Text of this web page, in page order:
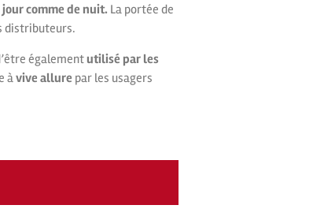
jour comme de nuit. La portée de
distributeurs.
égalementutilisé par les
àvive allure par les usagers